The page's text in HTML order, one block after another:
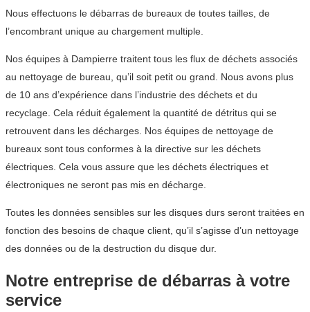
Nous effectuons le débarras de bureaux de toutes tailles, de
l’encombrant unique au chargement multiple.
Nos équipes à Dampierre traitent tous les flux de déchets associés
au nettoyage de bureau, qu’il soit petit ou grand. Nous avons plus
de 10 ans d’expérience dans l’industrie des déchets et du
recyclage. Cela réduit également la quantité de détritus qui se
retrouvent dans les décharges. Nos équipes de nettoyage de
bureaux sont tous conformes à la directive sur les déchets
électriques. Cela vous assure que les déchets électriques et
électroniques ne seront pas mis en décharge.
Toutes les données sensibles sur les disques durs seront traitées en
fonction des besoins de chaque client, qu’il s’agisse d’un nettoyage
des données ou de la destruction du disque dur.
Notre entreprise de débarras à votre
service